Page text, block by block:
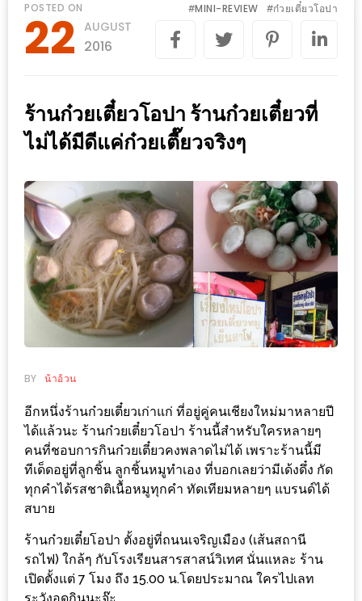
ความ
เป็น
เล่น
กัน
ฐานะ
อะไร
…
งาน
เดียว
ที่
ครบ
ครั้ง
ช้อป
ชิ
HIMMA
MARKET
FESTIVAL
ร้าน
พ่อ
ค้า
POSTED ON
22 AUGUST
2016
#MINI-REVIEW #ก๋วยเตี๋ยวโอปา
ร้านก๋วยเตี๋ยวโอปา ร้านก๋วยเตี๋ยวที่
ไม่ได้มีดีแค่ก๋วยเตี๊ยวจริงๆ
BY น้าอ้วน
อีกหนึ่งร้านก๋วยเตี๋ยวเก่าแก่ ที่อยู่คู่คนเชียงใหม่มาหลายปี
ได้แล้วนะ ร้านก๋วยเตี๋ยวโอปา ร้านนี้สำหรับใครหลายๆ
คนที่ชอบการกินก๋วยเตี๋ยวคงพลาดไม่ได้ เพราะร้านนี้มี
ทีเด็ดอยู่ที่ลูกชิ้น ลูกชิ้นหมูทำเอง ที่บอกเลยว่ามีเด้งดึ๋ง กัด
ทุกคำได้รสชาติเนื้อหมูทุกคำ ทัดเทียมหลายๆ แบรนด์ได้
สบาย
ร้านก๋วยเตี๋ยโอปา ตั้งอยู่ที่ถนนเจริญเมือง (เส้นสถานี
รถไฟ) ใกล้ๆ กับโรงเรียนสารสาสน์วิเทศ นั่นแหละ ร้าน
เปิดตั้งแต่ 7 โมง ถึง 15.00 น.โดยประมาณ ใครไปเลท
ระวังอดกินนะจ๊ะ